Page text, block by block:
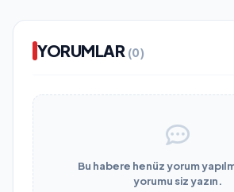
YORUMLAR (0)
Bu habere henüz yorum
yorumu siz yazın.